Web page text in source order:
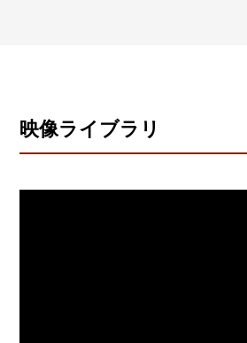
映像ライブラリ